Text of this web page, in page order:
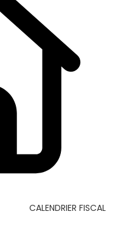
CALENDRIER FISCAL